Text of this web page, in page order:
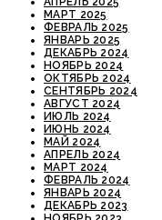
МАРТ 2025
ФЕВРАЛЬ 2025
ЯНВАРЬ 2025
ДЕКАБРЬ 2024
НОЯБРЬ 2024
ОКТЯБРЬ 2024
СЕНТЯБРЬ 2024
АВГУСТ 2024
ИЮЛЬ 2024
ИЮНЬ 2024
МАЙ 2024
АПРЕЛЬ 2024
МАРТ 2024
ФЕВРАЛЬ 2024
ЯНВАРЬ 2024
ДЕКАБРЬ 2023